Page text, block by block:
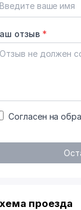
отзыв *
Согласен на
проезда